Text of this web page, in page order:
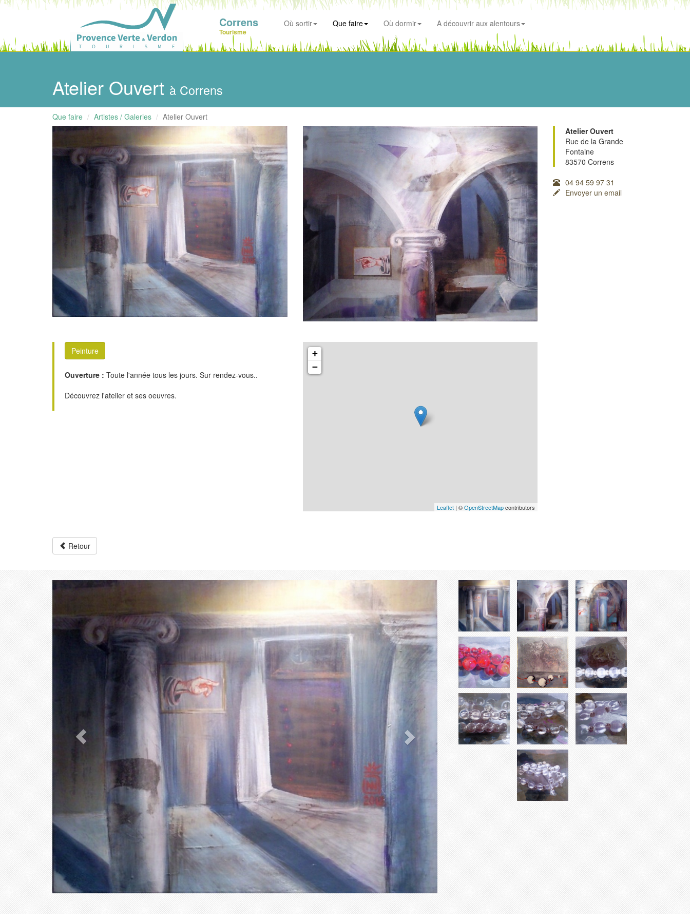
Correns
Tourisme
Où sortir Que faire Où dormir A découvrir aux alentours
Atelier Ouvert à Correns
Que faire Artistes / Galeries
Atelier Ouvert
Atelier Ouvert
Rue de la Grande
Fontaine
83570 Correns
04 94 59 97 31
Envoyer un email
Peinture
Ouverture : Toute l'année tous les jours. Sur rendez-vous..
Découvrez l'atelier et ses oeuvres.
+
−
Leaflet | ©OpenStreetMapcontributors
Retour
Précédent Suivant